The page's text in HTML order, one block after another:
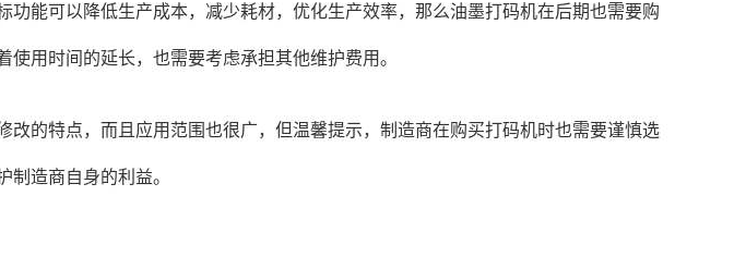
功能可以降低生产成本，减少耗材，优化生产效率，那么油墨打码机在后期也需要购
用时间的延长，也需要考虑承担其他维护费用。
改的特点，而且应用范围也很广，但温馨提示，制造商在购买打码机时也需要谨慎选
制造商自身的利益。